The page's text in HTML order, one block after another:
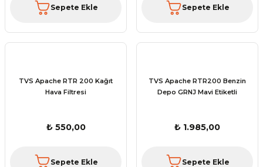
Sepete Ekle Sepete Ekle
TVS Apache RTR 200 Kağıt
Hava Filtresi
₺ 550,00
Sepete Ekle
TVS Apache RTR200 Benzin
Depo GRNJ Mavi Etiketli
₺ 1.985,00
Sepete Ekle